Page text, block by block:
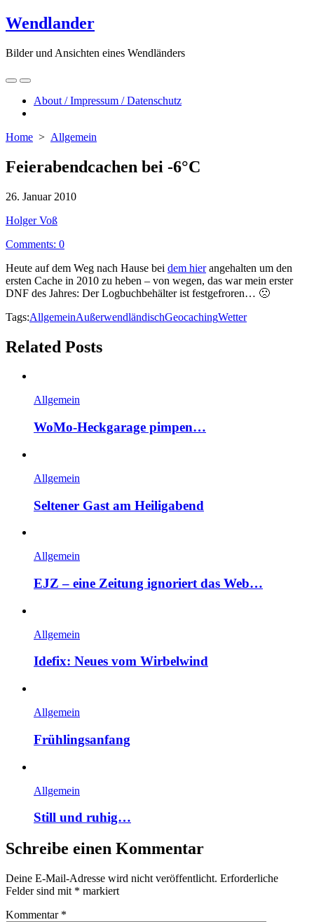
Skip
to
Wendlander
Bilder und Ansichten eines Wendländers
Search
Toggle
Menu
About / Impressum / Datenschutz
Home > Allgemein
Feierabendcachen bei -6°C
Published
26. Januar 2010
Author
Holger Voß
Comments: 0
Heute auf dem Weg nach Hause bei dem hierangehalten um den
ersten Cache in 2010 zu heben – von wegen, das war mein erster
DNF des Jahres: Der Logbuchbehälter ist festgefroren… 🙁
Tags:AllgemeinAußerwendländischGeocachingWetter
Related Posts
Allgemein
WoMo-Heckgarage pimpen…
Allgemein
Seltener Gast am Heiligabend
Allgemein
EJZ – eine Zeitung ignoriert das Web…
Allgemein
Idefix: Neues vom Wirbelwind
Allgemein
Frühlingsanfang
Allgemein
Still und ruhig…
Schreibe einen Kommentar
Deine E-Mail-Adresse wird nicht veröffentlicht. Erforderliche
Felder sind mit * markiert
Kommentar *